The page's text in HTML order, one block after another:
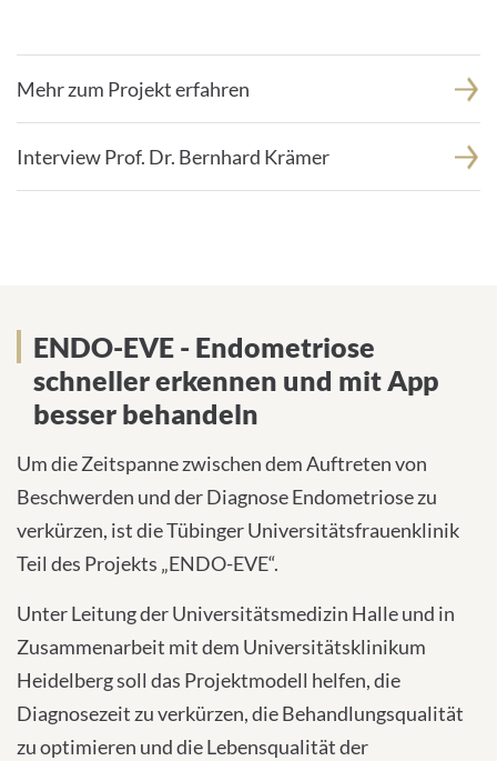
Mehr zum Projekt erfahren
Interview Prof. Dr. Bernhard Krämer
ENDO-EVE - Endometriose
schneller erkennen und mit App
besser behandeln
Um die Zeitspanne zwischen dem Auftreten von
Beschwerden und der Diagnose Endometriose zu
verkürzen, ist die Tübinger Universitätsfrauenklinik
Teil des Projekts „ENDO-EVE“.
Unter Leitung der Universitätsmedizin Halle und in
Zusammenarbeit mit dem Universitätsklinikum
Heidelberg soll das Projektmodell helfen, die
Diagnosezeit zu verkürzen, die Behandlungsqualität
zu optimieren und die Lebensqualität der